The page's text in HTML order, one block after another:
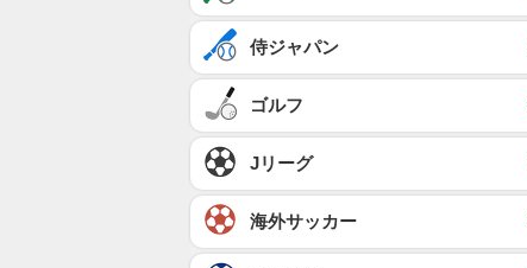
侍ジャパン
ゴルフ
Jリーグ
海外サッカー